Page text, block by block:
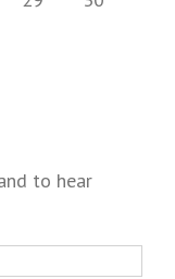
to hear